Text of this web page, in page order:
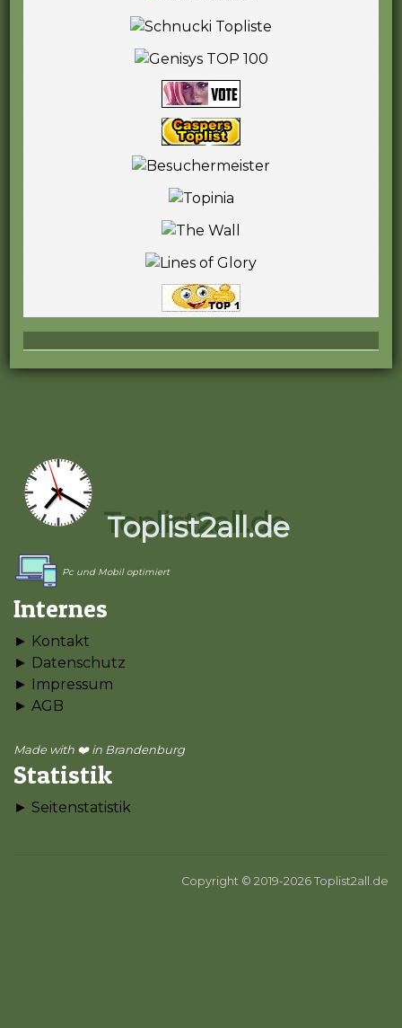
Toplist2all.de
Pc und Mobil optimiert
Internes
► Kontakt
► Datenschutz
► Impressum
► AGB
Made with ❤️ in Brandenburg
Statistik
► Seitenstatistik
Copyright © 2019-2026 Toplist2all.de